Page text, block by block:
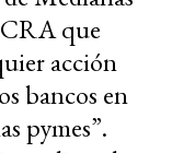
que
acción
bancos en
pymes”.